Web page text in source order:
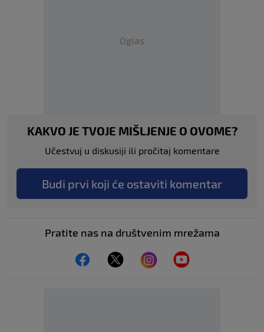
Oglas
KAKVO JE TVOJE MIŠLJENJE O OVOME?
Učestvuj u diskusiji ili pročitaj komentare
Budi prvi koji će ostaviti komentar
Pratite nas na društvenim mrežama